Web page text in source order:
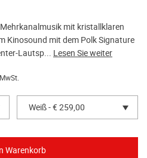
mit kristallklaren
Kinosound mit dem Polk Signature
Lautsp... Lesen Sie weiter
Weiß - € 259,00